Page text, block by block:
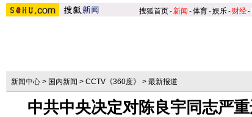
搜狐首页-新闻 -体育-娱乐- 财经-
新闻中心 > 国内新闻 > CCTV《360度》 > 最新报道
中共中央决定对陈良宇同志严